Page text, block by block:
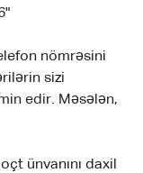
nömrəsini
sizi
edir. Məsələn,
ünvanını daxil